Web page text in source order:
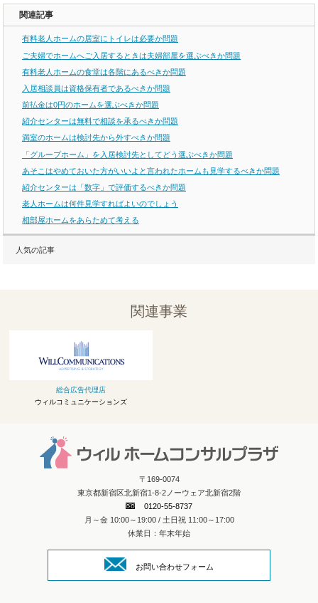
関連記事
有料老人ホームの居室にトイレは必要か問題
ご夫婦でホームへご入居するときは夫婦部屋を選ぶべきか問題
有料老人ホームの食堂は各階にあるべきか問題
入居相談員は資格保有者であるべきか問題
前払金は0円のホームを選ぶべきか問題
紹介センターは無料で相談を承るべきか問題
満室のホームは検討先から外すべきか問題
「グループホーム」を入居検討先としてどう選ぶべきか問題
あそこはやめておいた方がいいよと言われたホームも見学するべきか問題
紹介センターは「数字」で評価するべきか問題
老人ホームは何件見学すればよいのでしょう
相部屋ホームをあらためて考える
人気の記事
関連事業
総合広告代理店
ウィルコミュニケーションズ
〒169-0074
東京都新宿区北新宿1-8-2ノーウェア北新宿2階
0120-55-8737
月～金 10:00～19:00 / 土日祝 11:00～17:00
休業日：年末年始
お問い合わせフォーム